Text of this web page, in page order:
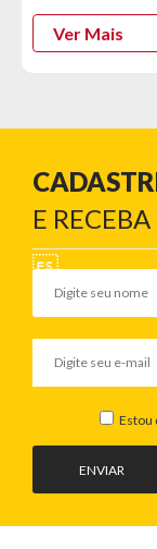
Ver Mais
E RECEBA
ENVIAR
Estou